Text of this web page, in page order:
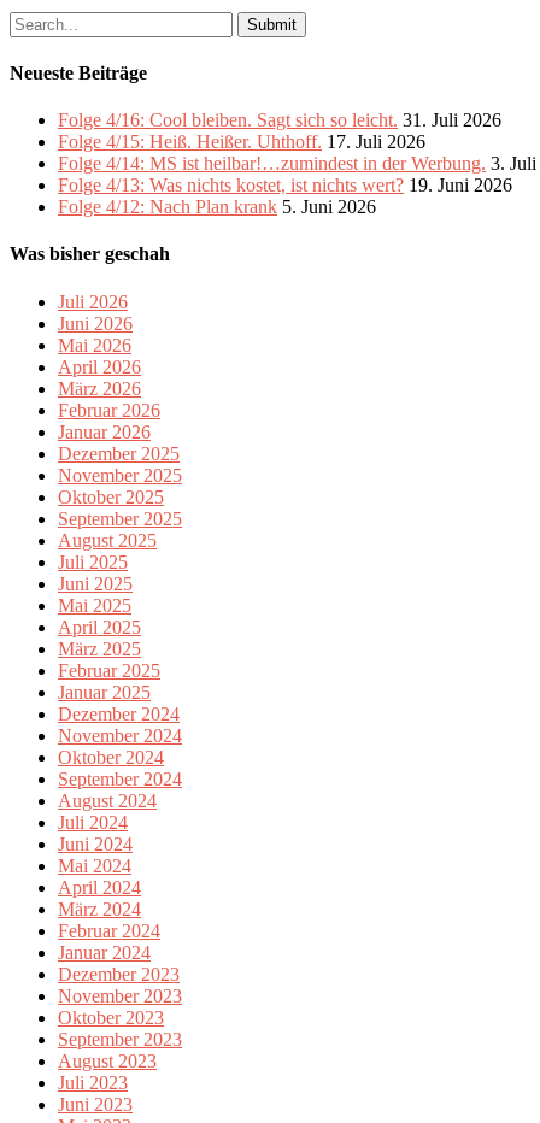
Search
for:
Neueste Beiträge
Folge 4/16: Cool bleiben. Sagt sich so leicht. 31. Juli 2026
Folge 4/15: Heiß. Heißer. Uhthoff. 17. Juli 2026
Folge 4/14: MS ist heilbar!…zumindest in der Werbung. 3.
Folge 4/13: Was nichts kostet, ist nichts wert? 19. Juni 2026
Folge 4/12: Nach Plan krank 5. Juni 2026
Was bisher geschah
Juli 2026
Juni 2026
Mai 2026
April 2026
März 2026
Februar 2026
Januar 2026
Dezember 2025
November 2025
Oktober 2025
September 2025
August 2025
Juli 2025
Juni 2025
Mai 2025
April 2025
März 2025
Februar 2025
Januar 2025
Dezember 2024
November 2024
Oktober 2024
September 2024
August 2024
Juli 2024
Juni 2024
Mai 2024
April 2024
März 2024
Februar 2024
Januar 2024
Dezember 2023
November 2023
Oktober 2023
September 2023
August 2023
Juli 2023
Juni 2023